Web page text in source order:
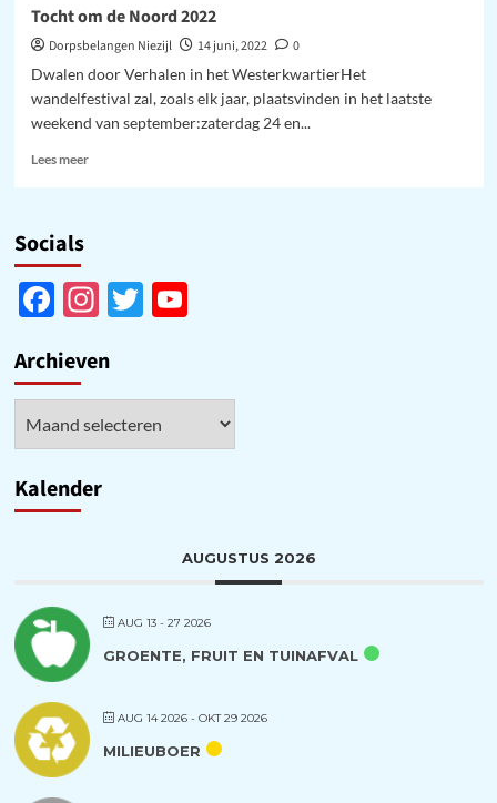
Tocht om de Noord 2022
Dorpsbelangen Niezijl 14 juni, 2022
0
Dwalen door Verhalen in het WesterkwartierHet
wandelfestival zal, zoals elk jaar, plaatsvinden in het laatste
weekend van september:zaterdag 24 en...
Lees meerLees
Noord
2022
Socials
Facebook
Instagram
Twitter
YouTube
Archieven
Kalender
AUGUSTUS 2026
AUG 13 - 27 2026
GROENTE, FRUIT EN TUINAFVAL
AUG 14 2026- OKT 29 2026
MILIEUBOER